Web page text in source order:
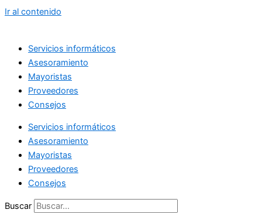
Ir al contenido
Servicios informáticos
Asesoramiento
Mayoristas
Proveedores
Consejos
Servicios informáticos
Asesoramiento
Mayoristas
Proveedores
Consejos
Buscar